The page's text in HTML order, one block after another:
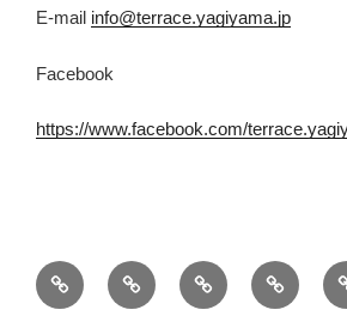
E-mail info@terrace.yagiyama.jp
Facebook
https://www.facebook.com/
八
木
私
た
今
後
金
剛
リ